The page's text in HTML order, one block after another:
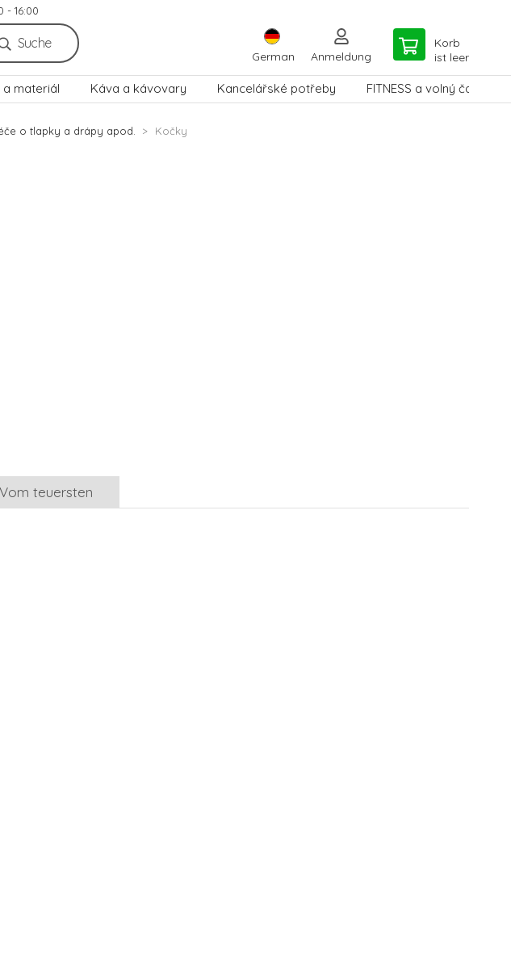
- 16:00
Suche
German Anmeldung
Korb
ist leer
materiál Káva a kávovary Kancelářské potřeby FITNESS a volný čas
o tlapky a drápy apod. Kočky
Vom teuersten